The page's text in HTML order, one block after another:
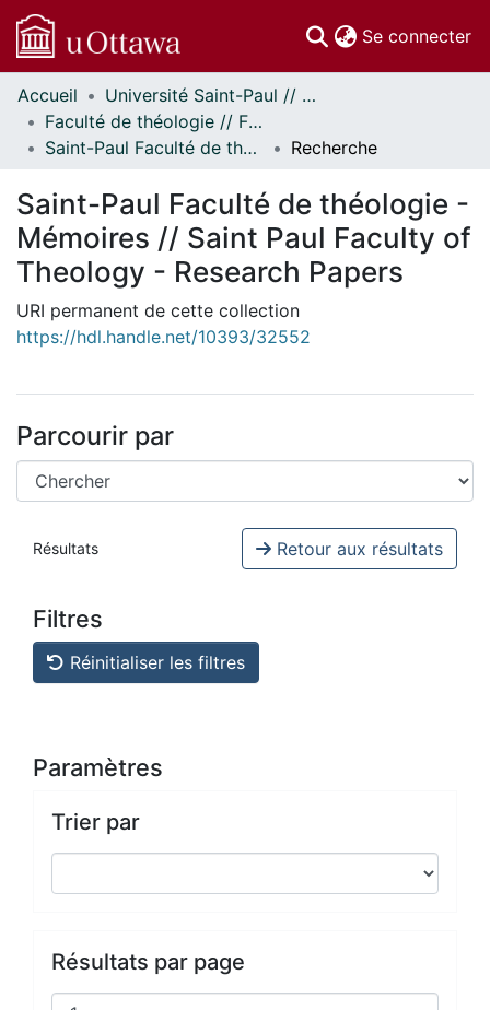
Se connecter
Communautés
et collections
Parcourir
À propos
Accueil
Université Saint-Paul // Saint Paul University
Faculté de théologie // Faculty of Theology
Saint-Paul Faculté de théologie - Mémoires // Saint Paul Faculty of Theology - Research Papers
Recherche
Saint-Paul Faculté de théologie -
Mémoires // Saint Paul Faculty of
Theology - Research Papers
URI permanent de cette collection
https://hdl.handle.net/10393/32552
Parcourir par
Résultats Retour aux résultats
Filtres
Réinitialiser les filtres
Paramètres
Trier par
Résultats par page